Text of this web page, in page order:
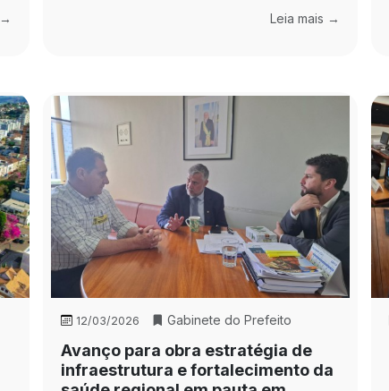
Leia mais →
12/03/2026 Gabinete do Prefeito
Avanço para obra estratégia de
infraestrutura e fortalecimento da